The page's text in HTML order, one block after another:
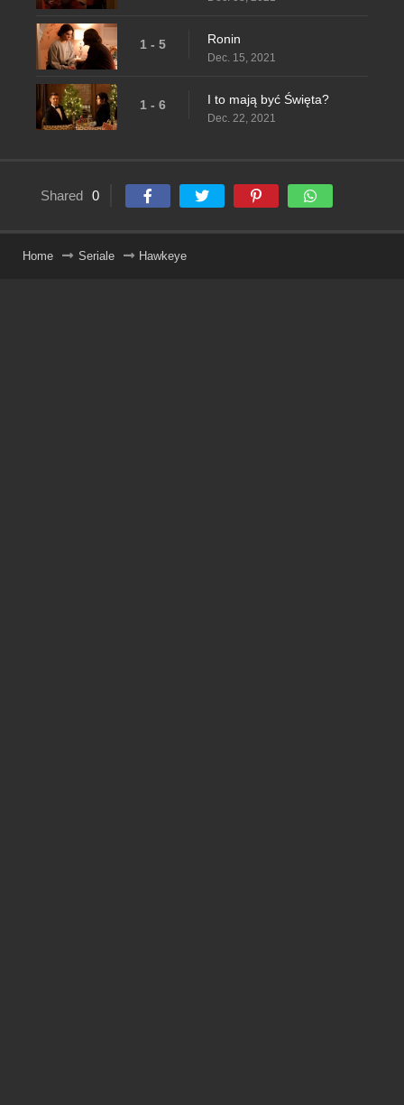
1 - 5 Ronin
Dec. 15, 2021
1 - 6 I to mają być Święta?
Dec. 22, 2021
Shared 0
Home Seriale Hawkeye